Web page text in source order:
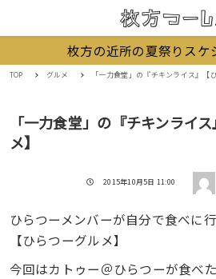
枚方の近所の夏祭りスケ
TOP グルメ 「一力食堂」の『チキンライス』【
「一力食堂」の『チキンライ
メ】
投稿日
2015年10月5日 11:00 著者
ひらつーメンバーが自分で食べに
【ひらつーグルメ】
今回はカトゥー＠ひらつーが食べ